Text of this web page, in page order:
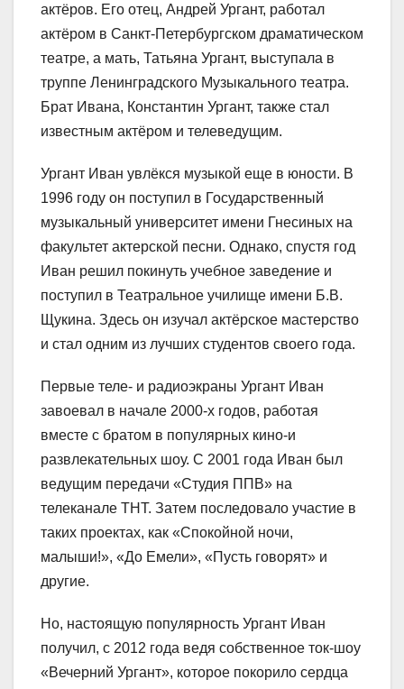
актёров. Его отец, Андрей Ургант, работал
актёром в Санкт-Петербургском драматическом
театре, а мать, Татьяна Ургант, выступала в
труппе Ленинградского Музыкального театра.
Брат Ивана, Константин Ургант, также стал
известным актёром и телеведущим.
Ургант Иван увлёкся музыкой еще в юности. В
1996 году он поступил в Государственный
музыкальный университет имени Гнесиных на
факультет актерской песни. Однако, спустя год
Иван решил покинуть учебное заведение и
поступил в Театральное училище имени Б.В.
Щукина. Здесь он изучал актёрское мастерство
и стал одним из лучших студентов своего года.
Первые теле- и радиоэкраны Ургант Иван
завоевал в начале 2000-х годов, работая
вместе с братом в популярных кино-и
развлекательных шоу. С 2001 года Иван был
ведущим передачи «Студия ППВ» на
телеканале ТНТ. Затем последовало участие в
таких проектах, как «Спокойной ночи,
малыши!», «До Емели», «Пусть говорят» и
другие.
Но, настоящую популярность Ургант Иван
получил, с 2012 года ведя собственное ток-шоу
«Вечерний Ургант», которое покорило сердца